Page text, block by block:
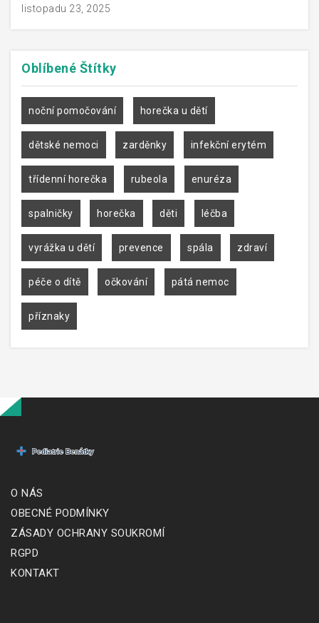
listopadu 23, 2025
Oblíbené Štítky
noční pomočování horečka u dětí
dětské nemoci zarděnky infekční erytém
třídenní horečka rubeola enuréza
spalničky horečka děti léčba
vyrážka u dětí prevence spála zdraví
péče o dítě očkování pátá nemoc
příznaky
O NÁS
OBECNÉ PODMÍNKY
ZÁSADY OCHRANY SOUKROMÍ
RGPD
KONTAKT